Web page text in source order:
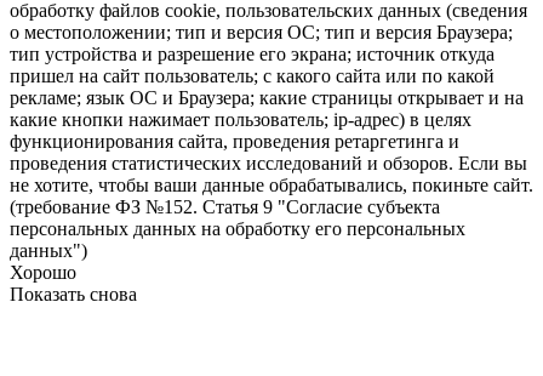
обработку файлов cookie, пользовательских данных (сведения
о местоположении; тип и версия ОС; тип и версия Браузера;
тип устройства и разрешение его экрана; источник откуда
пришел на сайт пользователь; с какого сайта или по какой
рекламе; язык ОС и Браузера; какие страницы открывает и на
какие кнопки нажимает пользователь; ip-адрес) в целях
функционирования сайта, проведения ретаргетинга и
проведения статистических исследований и обзоров. Если вы
не хотите, чтобы ваши данные обрабатывались, покиньте сайт.
(требование ФЗ №152. Статья 9 "Согласие субъекта
персональных данных на обработку его персональных
данных")
Хорошо
Показать снова